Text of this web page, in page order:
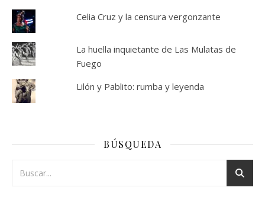
Celia Cruz y la censura vergonzante
La huella inquietante de Las Mulatas de
Fuego
Lilón y Pablito: rumba y leyenda
BÚSQUEDA